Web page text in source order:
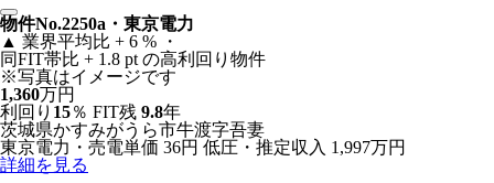
物件No.2250a・東京電力
▲ 業界平均比 + 6 % ・
同FIT帯比 + 1.8 pt の高利回り物件
※写真はイメージです
1,360万円
利回り 15％ FIT残 9.8年
茨城県かすみがうら市牛渡字吾妻
東京電力・売電単価 36円 低圧・推定収入 1,997万円
詳細を見る